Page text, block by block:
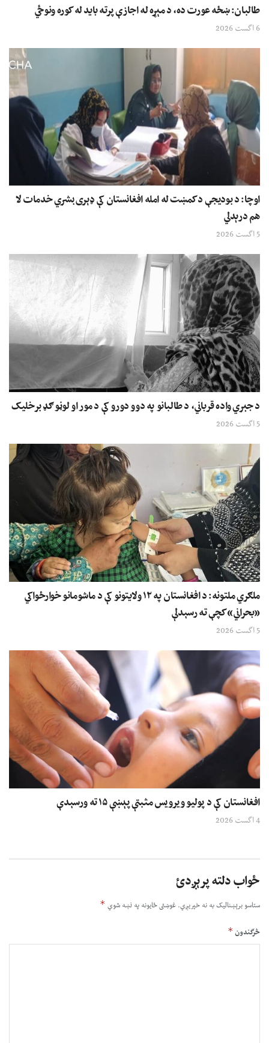
طالبان: ښځه عورت ده، د مېړه له اجازې پرته باید له کوره ونوځي
6 اگست 2026
اوچا: د بودیجې د کمښت له امله افغانستان کې ډېری بشري خدمات لا
هم درېدلي
5 اگست 2026
د جبري واده قرباني، د طالبانو په دوو دورو کې د مور او لوڼو ګډ برخلیک
5 اگست 2026
ملګري ملتونه: د افغانستان په ۱۲ ولایتونو کې د ماشومانو خوارځواکي
«بحراني» کچې ته رسېدلې
5 اگست 2026
افغانستان کې د پولیو ویرویس مثبتې پېښې ۱۵ ته ورسېدې
4 اگست 2026
ځواب دلته پرېږدئ
ستاسو برېښناليک به نه خپريږي.غوښتى ځایونه په نښه شوي *
څرگندون*